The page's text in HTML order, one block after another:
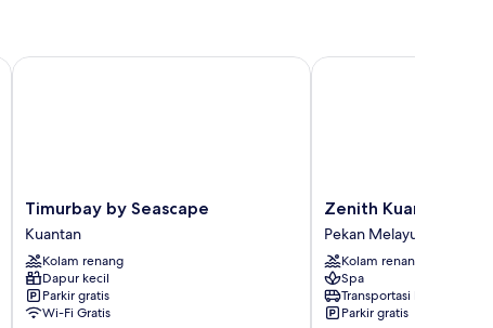
Timurbay
by
Seascape
Kuantan
Timurbay by Seascape
Kuantan
Kolam renang
Dapur kecil
Parkir gratis
Wi-Fi Gratis
Timurbay by Seascape
Zenith
Kuantan
Pekan
Melayu
Zenith Kuantan
Pekan Melayu
Kolam renang
Spa
Transportasi bandara
Parkir gratis
Zenith Kuantan